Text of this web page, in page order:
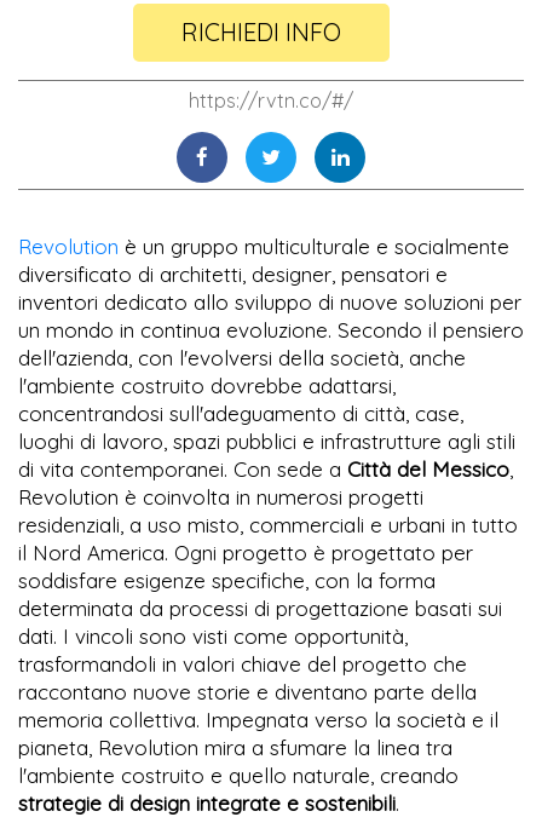
RICHIEDI INFO
https://rvtn.co/#/
Revolution è un gruppo multiculturale e socialmente
diversificato di architetti, designer, pensatori e
inventori dedicato allo sviluppo di nuove soluzioni per
un mondo in continua evoluzione. Secondo il pensiero
dell'azienda, con l'evolversi della società, anche
l'ambiente costruito dovrebbe adattarsi,
concentrandosi sull'adeguamento di città, case,
luoghi di lavoro, spazi pubblici e infrastrutture agli stili
di vita contemporanei. Con sede a Città del Messico
Revolution è coinvolta in numerosi progetti
residenziali, a uso misto, commerciali e urbani in tutto
il Nord America. Ogni progetto è progettato per
soddisfare esigenze specifiche, con la forma
determinata da processi di progettazione basati sui
dati. I vincoli sono visti come opportunità,
trasformandoli in valori chiave del progetto che
raccontano nuove storie e diventano parte della
memoria collettiva. Impegnata verso la società e il
pianeta, Revolution mira a sfumare la linea tra
l'ambiente costruito e quello naturale, creando
strategie di design integrate e sostenibili.